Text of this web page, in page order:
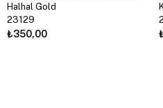
Halhal Gold
23129
₺350,00